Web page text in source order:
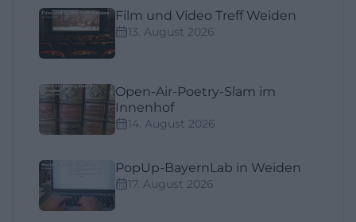
Film und Video Treff Weiden
13. August 2026
Open-Air-Poetry-Slam im
Innenhof
14. August 2026
PopUp-BayernLab in Weiden
17. August 2026